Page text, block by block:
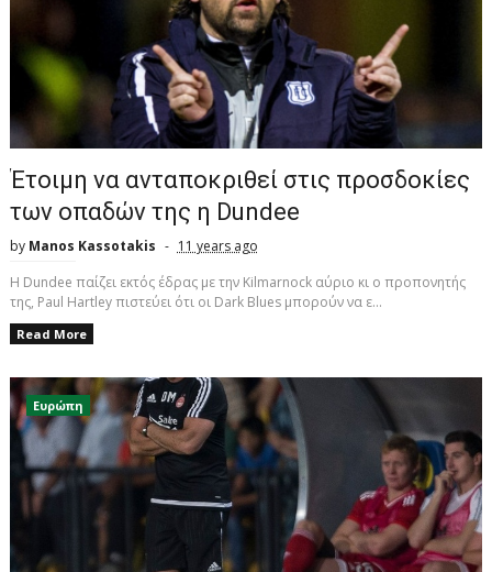
Έτοιμη να ανταποκριθεί στις προσδοκίες
των οπαδών της η Dundee
by Manos Kassotakis
11 years ago
H Dundee παίζει εκτός έδρας με την Kilmarnock αύριο κι ο προπονητής
της, Paul Hartley πιστεύει ότι οι Dark Blues μπορούν να ε...
Read More
Ευρώπη